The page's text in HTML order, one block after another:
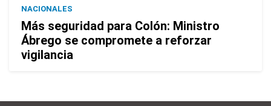
NACIONALES
Más seguridad para Colón: Ministro
Ábrego se compromete a reforzar
vigilancia